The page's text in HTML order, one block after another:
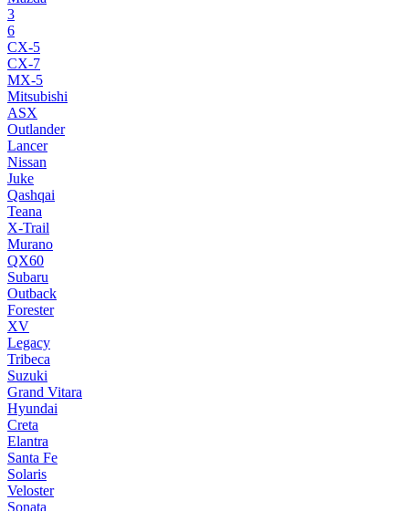
3
6
CX-5
CX-7
MX-5
Mitsubishi
ASX
Outlander
Lancer
Nissan
Juke
Qashqai
Teana
X-Trail
Murano
QX60
Subaru
Outback
Forester
XV
Legacy
Tribeca
Suzuki
Grand Vitara
Hyundai
Creta
Elantra
Santa Fe
Solaris
Veloster
Sonata